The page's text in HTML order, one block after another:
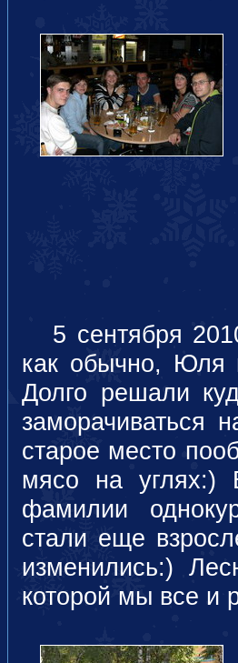
5 сентября
как обычно, Юля
Долго решали
заморачиваться
старое место
мясо на
фамилии
стали еще
изменились:)
которой мы все и